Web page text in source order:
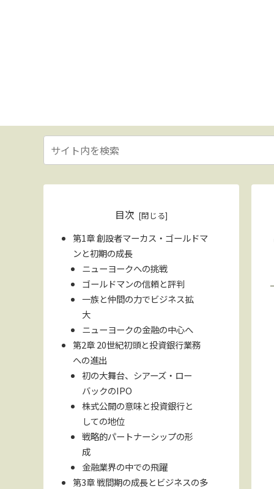
目次
第1章 創設者マーカス・ゴールドマ
ンと初期の成長
ニューヨークへの挑戦
ゴールドマンの信頼と評判
一族と仲間の力でビジネス拡
大
ニューヨークの金融の中心へ
第2章 20世紀初頭と投資銀行業務
への進出
初の大舞台、シアーズ・ロー
バックのIPO
株式公開の意味と投資銀行と
しての地位
戦略的パートナーシップの形
成
金融業界の中での飛躍
第3章 戦間期の成長とビジネスの多